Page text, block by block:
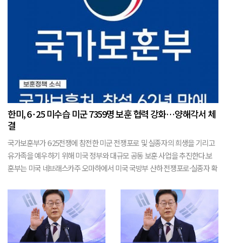
한미, 6·25 미수습 미군 7359명 보훈 협력 강화…양해각서 체
결
국가보훈부가 6·25전쟁에 참전한 미군 전쟁포로 및 실종자의 희생을 기리고
유가족을 예우하기 위해 미국 정부와 대규모 공동 보훈 사업을 추진한다.보
훈부는 미국 네브래스카주 오마하에서 미국 국방부 산하 전쟁포로·실종자 확
DPAA가 주관하는 한국전·냉전...